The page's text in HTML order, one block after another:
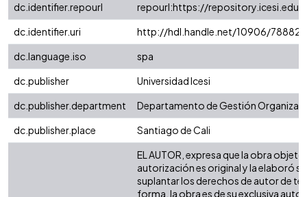
dc.identifier.repourl
repourl:https://
dc.identifier.uri
http://hdl.handle.net/10906/78882
dc.language.iso
spa
dc.publisher
Universidad Icesi
dc.publisher.department
Departamento de Gestión
dc.publisher.place
Santiago de Cali
EL AUTOR, expresa que la obra
autorización es original y la elaboró
suplantar los derechos de autor de
forma, la obra es de su exclusiva